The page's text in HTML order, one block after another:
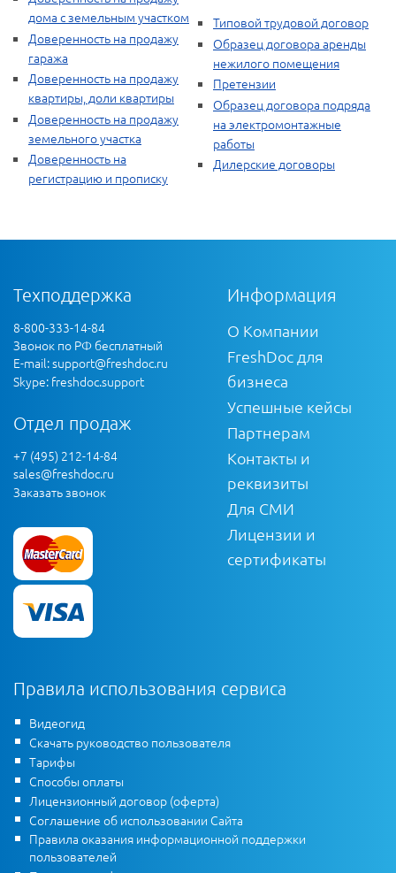
дома с земельным участком
Доверенность на продажу
гаража
Доверенность на продажу
квартиры, доли квартиры
Доверенность на продажу
земельного участка
Доверенность на
регистрацию и прописку
Типовой трудовой договор
Образец договора аренды
нежилого помещения
Претензии
Образец договора подряда
на электромонтажные
работы
Дилерские договоры
Техподдержка
8-800-333-14-84
Звонок по РФ бесплатный
E-mail:support@freshdoc.ru
Skype: freshdoc.support
Отдел продаж
+7 (495) 212-14-84
sales@freshdoc.ru
Заказать звонок
Информация
О Компании
FreshDoc для
бизнеса
Успешные кейсы
Партнерам
Контакты и
реквизиты
Для СМИ
Лицензии и
сертификаты
Правила использования сервиса
Видеогид
Скачать руководство пользователя
Тарифы
Способы оплаты
Лицензионный договор (оферта)
Соглашение об использовании Сайта
Правила оказания информационной поддержки
пользователей